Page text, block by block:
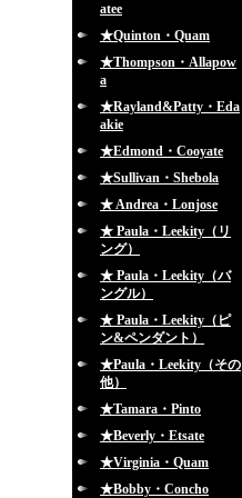
atee
★Quinton・Quam
★Thompson・Allapow
a
★Rayland&Patty・Eda
akie
★Edmond・Cooyate
★Sullivan・Shebola
★ Andrea・Lonjose
★ Paula・Leekity（リ
ング）
★ Paula・Leekity（バ
ングル）
★ Paula・Leekity（ピ
ン&ペンダント）
★Paula・Leekity（その
他）
★Tamara・Pinto
★Beverly・Etsate
★Virginia・Quam
★Bobby・Concho